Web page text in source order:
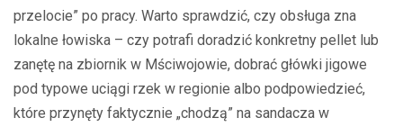
przelocie” po pracy. Warto sprawdzić, czy obsługa zna
lokalne łowiska – czy potrafi doradzić konkretny pellet lub
zanętę na zbiornik w Mściwojowie, dobrać główki jigowe
pod typowe uciągi rzek w regionie albo podpowiedzieć,
które przynęty faktycznie „chodzą” na sandacza w